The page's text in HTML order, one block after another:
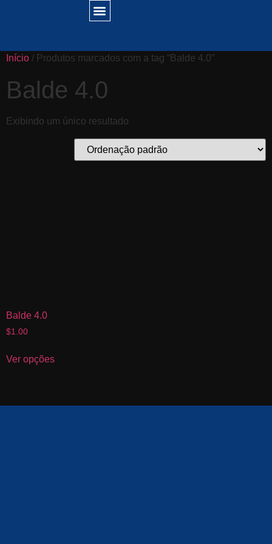
Início / Produtos marcados com a tag “Balde 4.0”
Balde 4.0
Exibindo um único resultado
Balde 4.0
$1.00
Ver opções